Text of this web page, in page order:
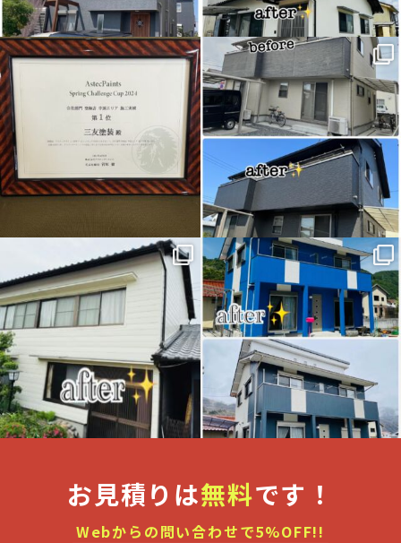
アステックペイント様より
賞状を頂きました
春季チャレンジカップ2024に
て...
こちらは先日完工しました倉敷市
U様邸
外壁屋根塗装、玄関扉シート貼り
工事の...
こちらは先日完工しました倉敷市I
様邸
外壁塗装工事施工事例になります
...
こちらは先日完工しました岡山県
新見市I様邸
外壁塗装工事施工事例になります
...
お見積りは無料です！
Webからの問い合わせで5%OFF!!